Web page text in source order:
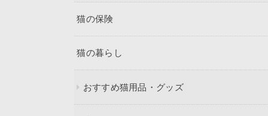
猫の保険
猫の暮らし
おすすめ猫用品・グッズ